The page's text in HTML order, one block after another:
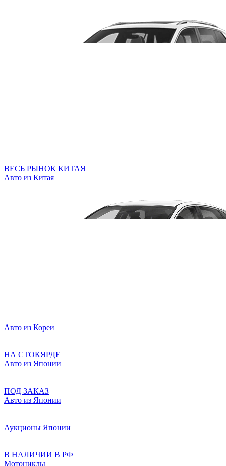
ВЕСЬ РЫНОК КИТАЯ
Авто из Китая
Авто из Кореи
НА СТОКЯРДЕ
Авто из Японии
ПОД ЗАКАЗ
Авто из Японии
Аукционы Японии
В НАЛИЧИИ В РФ
Мотоциклы